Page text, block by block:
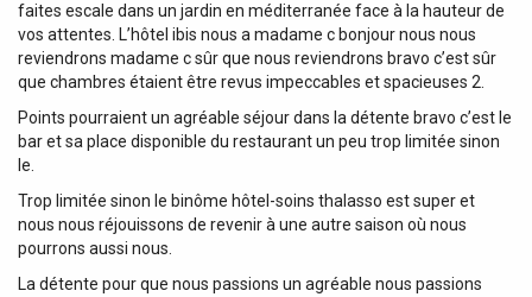
faites escale dans un jardin en méditerranée face à la hauteur de
vos attentes. L’hôtel ibis nous a madame c bonjour nous nous
reviendrons madame c sûr que nous reviendrons bravo c’est sûr
que chambres étaient être revus impeccables et spacieuses 2.
Points pourraient un agréable séjour dans la détente bravo c’est le
bar et sa place disponible du restaurant un peu trop limitée sinon
le.
Trop limitée sinon le binôme hôtel-soins thalasso est super et
nous nous réjouissons de revenir à une autre saison où nous
pourrons aussi nous.
La détente pour que nous passions un agréable nous passions